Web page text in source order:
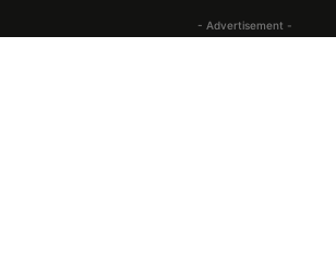
- Advertisement -